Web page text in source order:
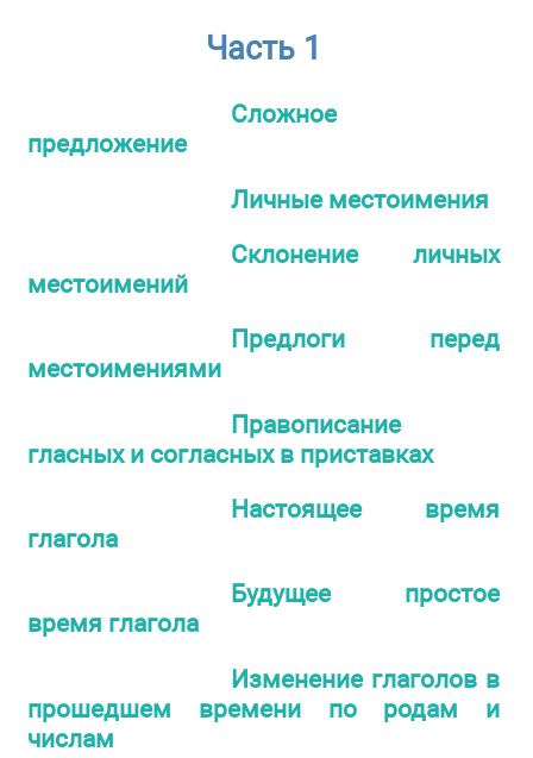
Часть 1
Сложное
предложение
Личные местоимения
Склонение личных
местоимений
Предлоги перед
местоимениями
Правописание
гласных и согласных в приставках
Настоящее время
глагола
Будущее простое
время глагола
Изменение глаголов в
прошедшем времени по родам и
числам